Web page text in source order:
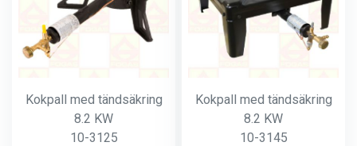
Kokpall med tändsäkring
8.2 KW
10-3125
Kokpall med tändsäkring
8.2 KW
10-3145